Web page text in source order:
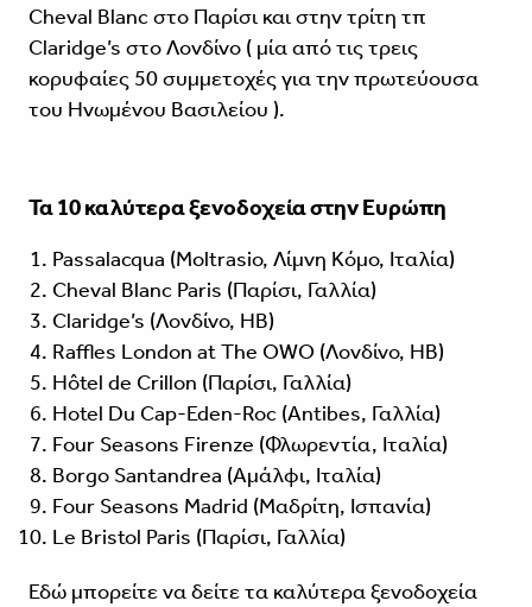
Cheval Blanc στο Παρίσι και στην τρίτη τπ
Claridge’s στο Λονδίνο ( μία από τις τρεις
κορυφαίες 50 συμμετοχές για την πρωτεύουσα
του Ηνωμένου Βασιλείου ).
Τα 10 καλύτερα ξενοδοχεία στην Ευρώπη
Passalacqua (Moltrasio, Λίμνη Κόμο, Ιταλία)
Cheval Blanc Paris (Παρίσι, Γαλλία)
Claridge’s (Λονδίνο, ΗΒ)
Raffles London at The OWO (Λονδίνο, ΗΒ)
Hôtel de Crillon (Παρίσι, Γαλλία)
Hotel Du Cap-Eden-Roc(Antibes, Γαλλία)
Four Seasons Firenze (Φλωρεντία, Ιταλία)
Borgo Santandrea (Αμάλφι, Ιταλία)
Four Seasons Madrid (Μαδρίτη, Ισπανία)
Le Bristol Paris (Παρίσι, Γαλλία)
Εδώ μπορείτε να δείτε τα καλύτερα ξενοδοχεία